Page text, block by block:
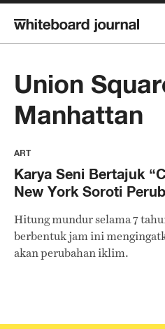
Union
Manhattan
ART
Karya Seni Bertajuk
New York Soroti
Hitung mundur selama 7
berbentuk jam ini
akan perubahan iklim.